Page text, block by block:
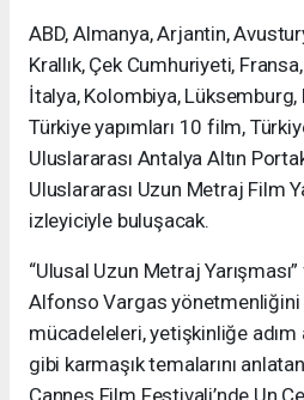
ABD, Almanya, Arjantin,
Krallık, Çek Cumhuriyeti,
İtalya, Kolombiya, Lüksemburg,
Türkiye yapımları 10 film,
Uluslararası Antalya Altın
Uluslararası Uzun Metraj Film
izleyiciyle buluşacak.
“Ulusal Uzun Metraj
Alfonso Vargas yönetmenliğini
mücadeleleri, yetişkinliğe
gibi karmaşık temalarını